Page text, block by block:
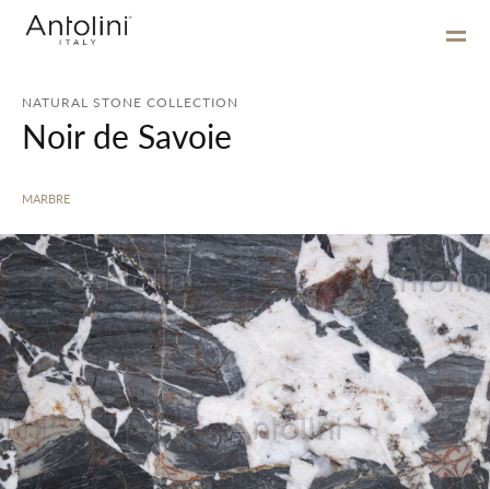
NATURAL STONE COLLECTION
Noir de Savoie
MARBRE